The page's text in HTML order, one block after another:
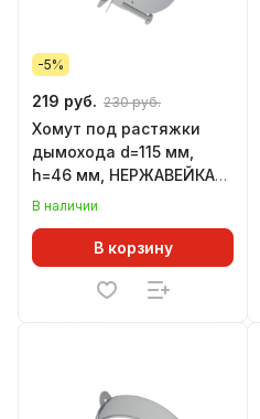
-5%
219 руб. 230 руб.
Хомут под растяжки
дымохода d=115 мм,
h=46 мм, НЕРЖАВЕЙКА
(GS)
В наличии
В корзину